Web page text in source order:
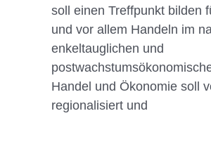
soll einen Treffpunkt bilden
und vor allem Handeln im
enkeltauglichen und
Handel und Ökonomie soll
regionalisiert und